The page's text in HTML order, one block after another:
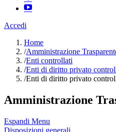
Accedi
Home
/Amministrazione
/Enti controllati
/Enti di diritto privato
/Enti di diritto privato
Amministrazione
Espandi Menu
Disposizioni generali